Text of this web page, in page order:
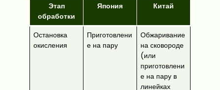
Этап
обработки
Япония Китай
Остановка
окисления
Приготовлени
е на пару
Обжаривание
на сковороде
(или
приготовлени
е на пару в
линейках